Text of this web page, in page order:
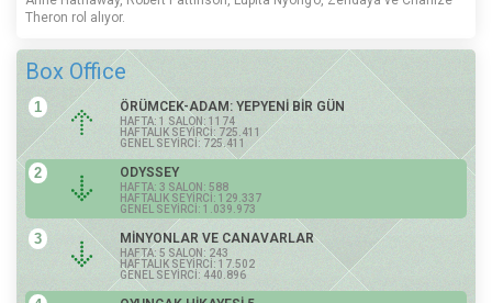
Theron rol alıyor.
Box Office
1 ÖRÜMCEK-ADAM: YEPYENİ BİR GÜN
HAFTA: 1 SALON: 1174
HAFTALIK SEYİRCİ: 725.411
GENEL SEYİRCİ: 725.411
2 ODYSSEY
HAFTA: 3 SALON: 588
HAFTALIK SEYİRCİ: 129.337
GENEL SEYİRCİ: 1.039.973
3 MİNYONLAR VE CANAVARLAR
HAFTA: 5 SALON: 243
HAFTALIK SEYİRCİ: 17.502
GENEL SEYİRCİ: 440.896